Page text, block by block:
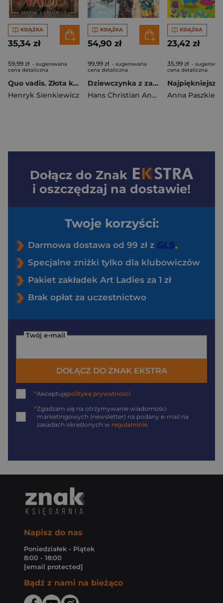
KSIĄŻKA
35,34 zł
59,99 zł - sugerowana
cena detaliczna
Quo vadis. Złota kolekcja
Henryk Sienkiewicz
KSIĄŻKA
54,90 zł
99,99 zł - sugerowana
cena detaliczna
Dziewczynka z zapałkami. Kamishibai
Hans Christian Andersen
KSIĄŻKA
23,42 zł
35,99 zł -
cena detaliczna
Anna
Dołącz do Znak
i oszczędzaj na dostawie!
Twoje korzyści:
Darmowa dostawa od 99 zł z
Specjalne zniżki tylko dla klubowiczów
Pakiet zakładek Art Ladies za 1 zł
Brak opłat za uczestnictwo
Twój e-mail
DOŁĄCZ DO ZNAK EKSTRA
*Akceptujępolitykę prywatności
*Zgadzam się na otrzymywanie wiadomości
marketingowych (newsletter) na podany e-mail na
zasadach określonych w regulaminie
Napisz do nas
Poniedziałek - Piątek
8:00 - 18:00
[email protected]
Bądź z nami na bieżąco